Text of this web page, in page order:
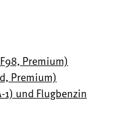
Premium)
Premium)
1) und Flugbenzin